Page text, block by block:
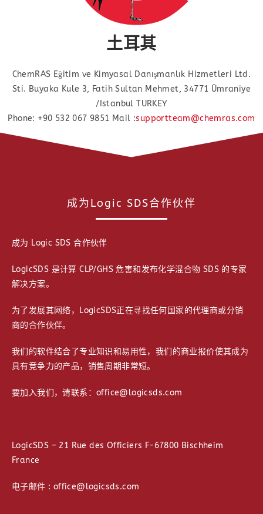
土耳其
ChemRAS Eğitim ve Kimyasal Danışmanlık Hizmetleri Ltd.
Sti. Buyaka Kule 3, Fatih Sultan Mehmet, 34771 Ümraniye
/Istanbul TURKEY
Phone: +90 532 067 9851 Mail :supportteam@chemras.com
成为Logic SDS合作伙伴
成为 Logic SDS 合作伙伴
LogicSDS 是计算 CLP/GHS 危害和发布化学混合物 SDS 的专家
解决方案。
为了发展其网络，LogicSDS正在寻找任何国家的代理商或分销
商的合作伙伴。
我们的软件结合了专业知识和易用性，我们的商业报价使其成为
具有竞争力的产品，销售周期非常短。
要加入我们，请联系：office@logicsds.com
LogicSDS – 21 Rue des Officiers F-67800 Bischheim
France
电子邮件 : office@logicsds.com